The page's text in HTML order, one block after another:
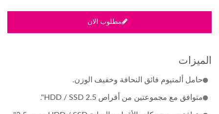
مطلوب الان
الميزات
حامل ألمنيوم فائق النحافة وخفيف الوزن.
متوافق مع مجموعتين من أقراص HDD / SSD 2.5".